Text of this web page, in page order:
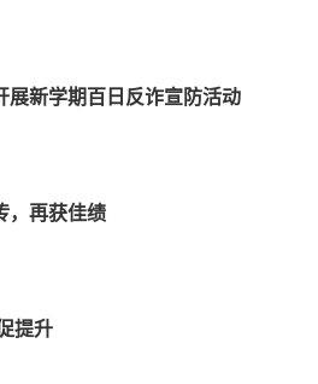
展新学期百日反诈宣防活动
，再获佳绩
提升